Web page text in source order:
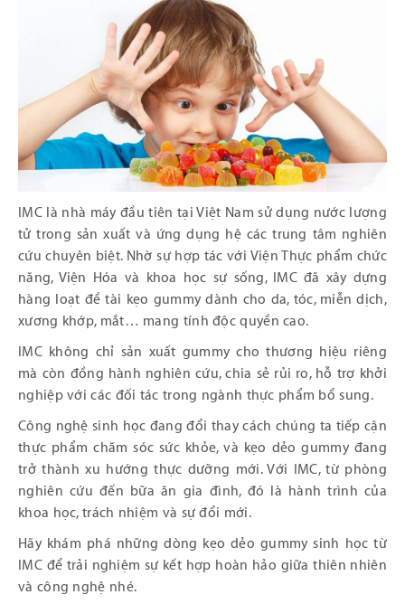
IMC là nhà máy đầu tiên tại Việt Nam sử dụng nước lượng
tử trong sản xuất và ứng dụng hệ các trung tâm nghiên
cứu chuyên biệt. Nhờ sự hợp tác với Viện Thực phẩm chức
năng, Viện Hóa và khoa học sự sống, IMC đã xây dựng
hàng loạt đề tài kẹo gummy dành cho da, tóc, miễn dịch,
xương khớp, mắt… mang tính độc quyền cao.
IMC không chỉ sản xuất gummy cho thương hiệu riêng
mà còn đồng hành nghiên cứu, chia sẻ rủi ro, hỗ trợ khởi
nghiệp với các đối tác trong ngành thực phẩm bổ sung.
Công nghệ sinh học đang đổi thay cách chúng ta tiếp cận
thực phẩm chăm sóc sức khỏe, và kẹo dẻo gummy đang
trở thành xu hướng thực dưỡng mới. Với IMC, từ phòng
nghiên cứu đến bữa ăn gia đình, đó là hành trình của
khoa học, trách nhiệm và sự đổi mới.
Hãy khám phá những dòng kẹo dẻo gummy sinh học từ
IMC để trải nghiệm sự kết hợp hoàn hảo giữa thiên nhiên
và công nghệ nhé.